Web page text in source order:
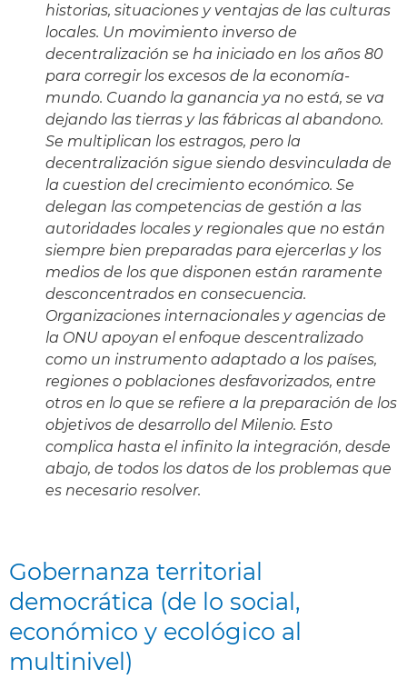
historias, situaciones y ventajas de las culturas
locales. Un movimiento inverso de
decentralización se ha iniciado en los años 80
para corregir los excesos de la economía-
mundo. Cuando la ganancia ya no está, se va
dejando las tierras y las fábricas al abandono.
Se multiplican los estragos, pero la
decentralización sigue siendo desvinculada de
la cuestion del crecimiento económico. Se
delegan las competencias de gestión a las
autoridades locales y regionales que no están
siempre bien preparadas para ejercerlas y los
medios de los que disponen están raramente
desconcentrados en consecuencia.
Organizaciones internacionales y agencias de
la ONU apoyan el enfoque descentralizado
como un instrumento adaptado a los países,
regiones o poblaciones desfavorizados, entre
otros en lo que se refiere a la preparación de los
objetivos de desarrollo del Milenio. Esto
complica hasta el infinito la integración, desde
abajo, de todos los datos de los problemas que
es necesario resolver.
Gobernanza territorial
democrática (de lo social,
económico y ecológico al
multinivel)